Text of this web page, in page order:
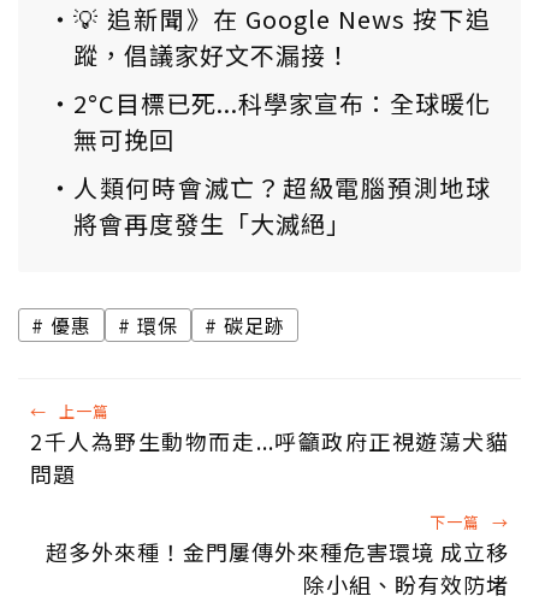
💡 追新聞》在 Google News 按下追
蹤，倡議家好文不漏接！
2°C目標已死...科學家宣布：全球暖化
無可挽回
人類何時會滅亡？超級電腦預測地球
將會再度發生「大滅絕」
優惠 環保 碳足跡
← 上一篇
2千人為野生動物而走...呼籲政府正視遊蕩犬貓
問題
下一篇 →
超多外來種！金門屢傳外來種危害環境 成立移
除小組、盼有效防堵